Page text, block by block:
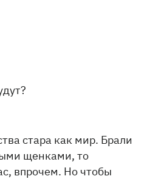
стара как мир. Брали
щенками, то
впрочем. Но чтобы